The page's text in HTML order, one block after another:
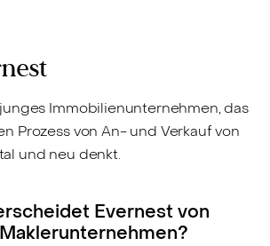
Immobilienunternehmen, das
Prozess von An- und Verkauf von
und neu denkt.
Evernest von